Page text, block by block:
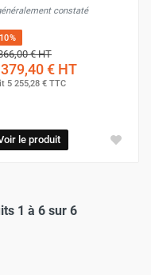
constaté
€HT
€ HT
5 255,28 € TTC
le produit
1 à 6 sur 6